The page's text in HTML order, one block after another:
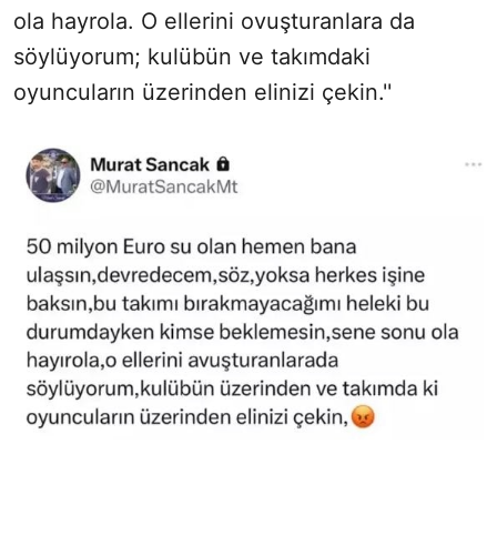
ola hayrola. O ellerini ovuşturanlara da
söylüyorum; kulübün ve takımdaki
oyuncuların üzerinden elinizi çekin.''